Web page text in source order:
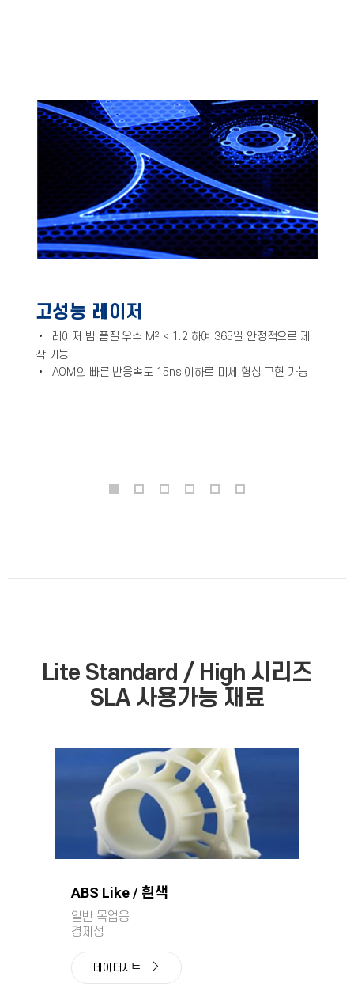
고성능 레이저
• 레이저 빔 품질 우수 M² < 1.2 하여 365일 안정적으로 제
작 가능
• AOM의 빠른 반응속도 15ns 이하로 미세 형상 구현 가능
Lite Standard / High 시리즈
SLA 사용가능 재료
ABS Like / 흰색
일반 목업용
경제성
데이터시트